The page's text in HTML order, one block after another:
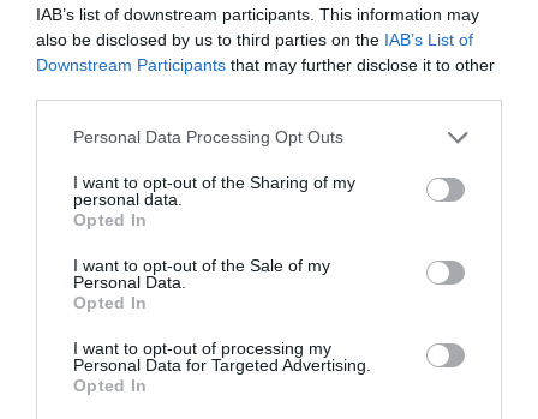
IAB’s list of downstream participants. This information may
also be disclosed by us to third parties on the IAB’s List of
Downstream Participants that may further disclose it to other
Please note that this website/app uses one or more Google
not limited to your visit or usage behaviour. You may click to
grant or deny consent to Google and its third-party tags to
use your data for below specified purposes in below Google
consent section.
Personal Data Processing Opt Outs
I want to opt-out of the Sharing of my
personal data.
Opted In
I want to opt-out of the Sale of my
Personal Data.
Opted In
I want to opt-out of processing my
Personal Data for Targeted Advertising.
Opted In
Δύο νίκες για τα esports
Το τμήμα esports του Παναθηναϊκού συνέχισε με δύο
νίκες τις υποχρεώσεις του στο Hellenic Challengers Cup
25.07.2026 E-SPORTS